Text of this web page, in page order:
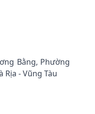
Bằng, Phường
Rịa - Vũng Tàu